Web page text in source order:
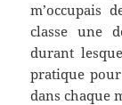
m’occupais
classe une
durant
pratique
dans chaque